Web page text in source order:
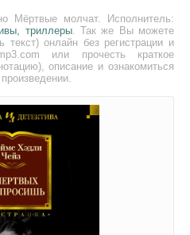
Мёртвые молчат. Исполнитель:
триллеры. Так же Вы можете
онлайн без регистрации и
или прочесть краткое
описание и ознакомиться